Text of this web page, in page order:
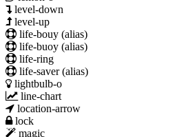
level-down
level-up
life-bouy (alias)
life-buoy (alias)
life-ring
life-saver(alias)
lightbulb-o
line-chart
location-arrow
lock
magic